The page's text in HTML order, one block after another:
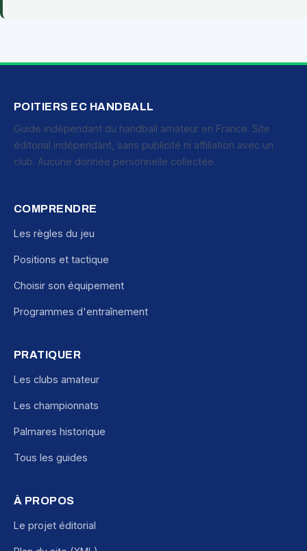
POITIERS EC HANDBALL
Guide indépendant du handball amateur en France. Site
éditorial indépendant, sans publicité ni affiliation avec un
club. Aucune donnée personnelle collectée.
COMPRENDRE
Les règles du jeu
Positions et tactique
Choisir son équipement
Programmes d'entraînement
PRATIQUER
Les clubs amateur
Les championnats
Palmares historique
Tous les guides
À PROPOS
Le projet éditorial